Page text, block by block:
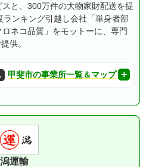
と、300万件の大物家財配送を提
ンキング引越し会社「単身者部
ロネコ品質」をモットーに、専門
供。
甲斐市の事業所一覧＆マップ
運輸